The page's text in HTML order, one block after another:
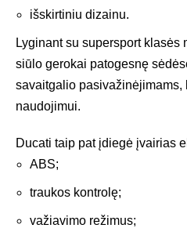
išskirtiniu dizainu.
Lyginant su supersport klasės
siūlo gerokai patogesnę
savaitgalio pasivažinėjimams,
naudojimui.
Ducati taip pat įdiegė įvairias
ABS;
traukos kontrolę;
važiavimo režimus;